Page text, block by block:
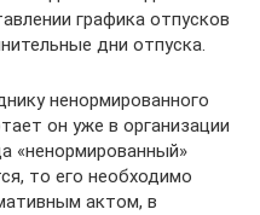
графика отпусков
дни отпуска.
ненормированного
он уже в организации
«ненормированный»
то его необходимо
актом, в